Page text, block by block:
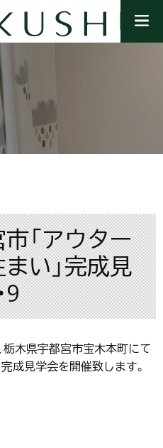
ニ
「アウター
い」完成見
9
、栃木県宇都宮市宝木本町にて
成見学会を開催致します。